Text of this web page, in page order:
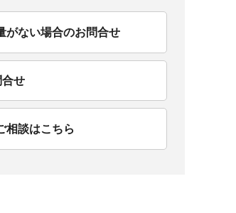
がない場合のお問合せ
合せ
相談はこちら